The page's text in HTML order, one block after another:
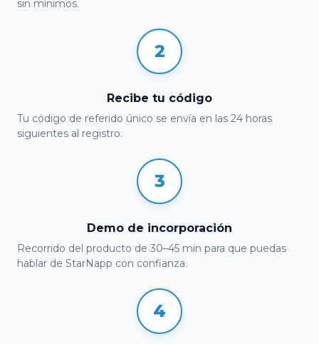
sin mínimos.
2
Recibe tu código
Tu código de referido único se envía en las 24 horas
siguientes al registro.
3
Demo de incorporación
Recorrido del producto de 30–45 min para que puedas
hablar de StarNapp con confianza.
4